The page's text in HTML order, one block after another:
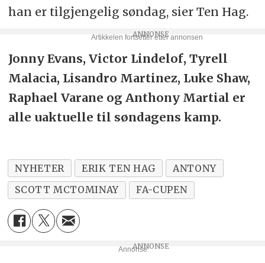
han er tilgjengelig søndag, sier Ten Hag.
Jonny Evans, Victor Lindelof, Tyrell
Malacia, Lisandro Martinez, Luke Shaw,
Raphael Varane og Anthony Martial er
alle uaktuelle til søndagens kamp.
NYHETER ERIK TEN HAG
ANTONY
SCOTT MCTOMINAY
FA-CUPEN
Annonse